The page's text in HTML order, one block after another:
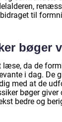
til
bøger
læse, da de
i dag. De
med at de
bøger
bedre og